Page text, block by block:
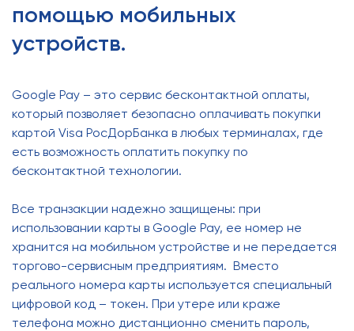
помощью мобильных
устройств.
Google Pay – это сервис бесконтактной оплаты,
который позволяет безопасно оплачивать покупки
картой Visa РосДорБанка в любых терминалах, где
есть возможность оплатить покупку по
бесконтактной технологии.
Все транзакции надежно защищены: при
использовании карты в Google Pay, ее номер не
хранится на мобильном устройстве и не передается
торгово-сервисным предприятиям. Вместо
реального номера карты используется специальный
цифровой код – токен. При утере или краже
телефона можно дистанционно сменить пароль,